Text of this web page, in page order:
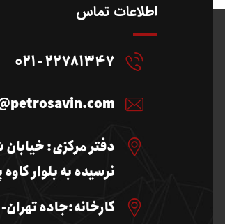
اطلاعات تماس
22781347 - 021
دفتر مرکزی:
نرسيده به بلوار كاوه پلاك 313